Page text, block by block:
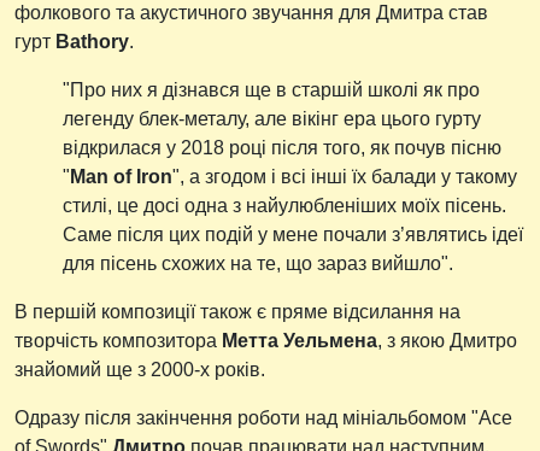
фолкового та акустичного звучання для Дмитра став
гурт Bathory.
"Про них я дізнався ще в старшій школі як про
легенду блек-металу, але вікінг ера цього гурту
відкрилася у 2018 році після того, як почув пісню
" Man of Iron", а згодом і всі інші їх балади у такому
стилі, це досі одна з найулюбленіших моїх пісень.
Саме після цих подій у мене почали з’являтись ідеї
для пісень схожих на те, що зараз вийшло".
В першій композиції також є пряме відсилання на
творчість композитора Метта Уельмена, з якою Дмитро
знайомий ще з 2000-х років.
Одразу після закінчення роботи над мініальбомом "Ace
of Swords" Дмитро почав працювати над наступним,